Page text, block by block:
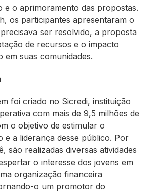
e o aprimoramento das propostas.
os participantes apresentaram o
ser resolvido, a proposta
de recursos e o impacto
em suas comunidades.
foi criado no Sicredi, instituição
com mais de 9,5 milhões de
o objetivo de estimular o
e a liderança desse público. Por
são realizadas diversas atividades
o interesse dos jovens em
organização financeira
o um promotor do